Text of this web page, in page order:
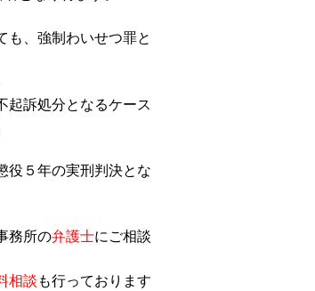
も、強制わいせつ罪と
起訴処分となるケース
役５年の実刑判決とな
務所の弁護士にご相談
相談も行っております